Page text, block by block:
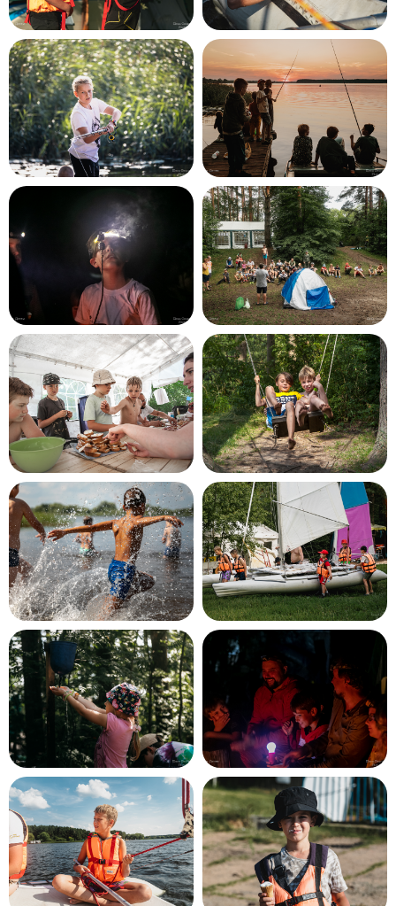
Наши походы подходят для любого
уровня.
Дополнительной подготовки не требуется.